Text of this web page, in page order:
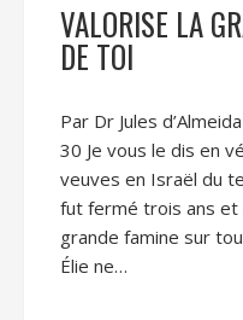
VALORISE LA
DE TOI
Par Dr Jules
30 Je vous le dis en
veuves en Israël du
fut fermé trois ans et
grande famine sur
Élie ne…